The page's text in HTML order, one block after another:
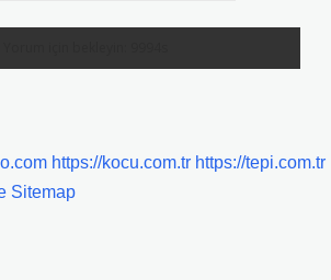
https://kocu.com.tr https://tepi.com.tr
Sitemap